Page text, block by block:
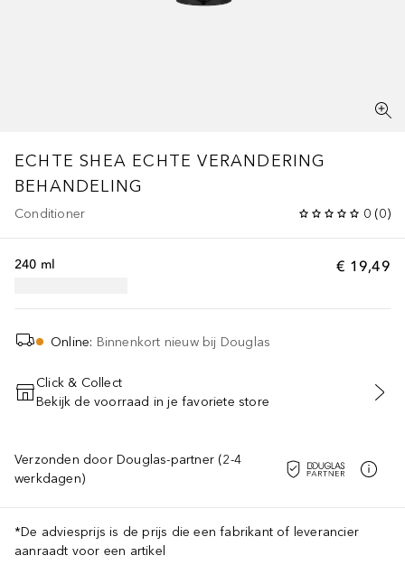
ECHTE SHEA ECHTE VERANDERING
BEHANDELING
Conditioner 0 (0)
€ 19,49
240 ml
Online: Binnenkort nieuw bij Douglas
Click & Collect
Bekijk de voorraad in je favoriete store
Verzonden door Douglas-partner (2-4
werkdagen)
*De adviesprijs is de prijs die een fabrikant of leverancier
aanraadt voor een artikel